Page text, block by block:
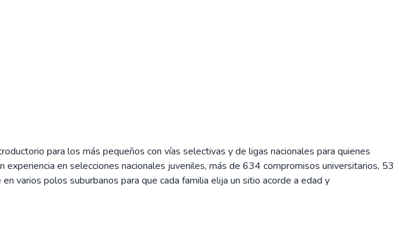
para los más pequeños con vías selectivas y de ligas nacionales para quienes
en selecciones nacionales juveniles, más de 634 compromisos universitarios, 53
varios polos suburbanos para que cada familia elija un sitio acorde a edad y